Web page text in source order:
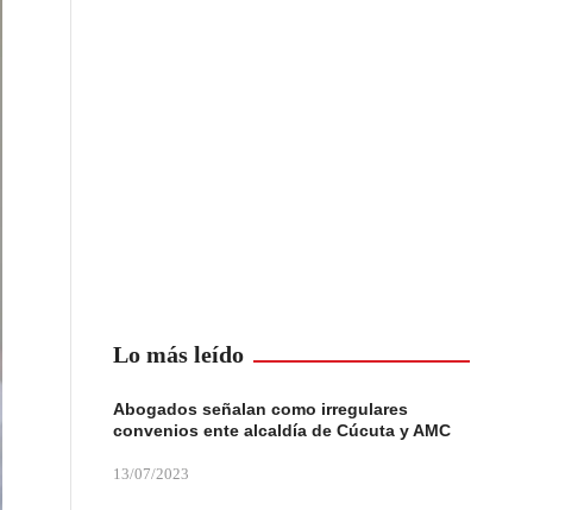
Lo más leído
Abogados señalan como irregulares
convenios ente alcaldía de Cúcuta y AMC
13/07/2023